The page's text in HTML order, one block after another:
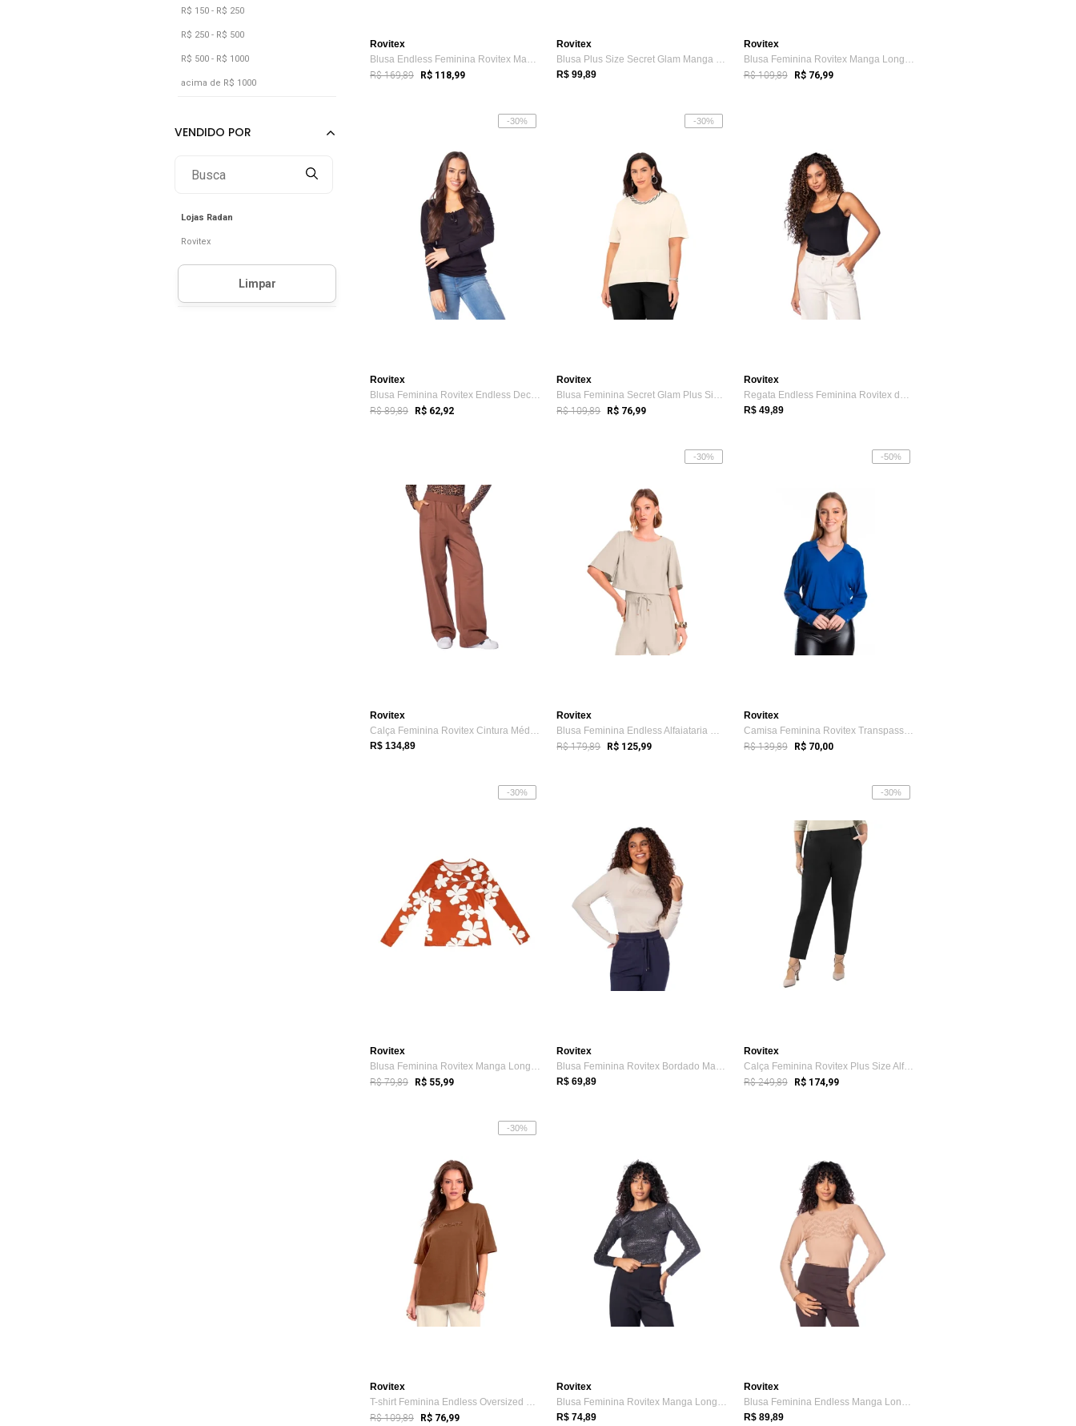
Rosa
Rosê
Verde
Vermelho
R$ 150 - R$ 250
R$ 250 - R$ 500
R$ 500 - R$ 1000
acima de R$ 1000
Lojas Radan
Rovitex
Rovitex
Blusa Endless Feminina Rovitex Manga Lon...
R$ 169,89 R$ 118,99
Rovitex
Blusa Plus Size Secret Glam Manga Longa ...
R$ 99,89
Rovitex
Blusa Feminina Rovitex Manga Longa Decot...
R$ 109,89 R$ 76,99
-30%
Rovitex
Blusa Feminina Rovitex Endless Decote co...
R$ 89,89 R$ 62,92
-30%
Rovitex
Blusa Feminina Secret Glam Plus Size Det...
R$ 109,89 R$ 76,99
Rovitex
Regata Endless Feminina Rovitex de Alças Preta
R$ 49,89
Rovitex
Calça Feminina Rovitex Cintura Média Mol...
R$ 134,89
-30%
Rovitex
Blusa Feminina Endless Alfaiataria Manga...
R$ 179,89 R$ 125,99
-50%
Rovitex
Camisa Feminina Rovitex Transpassada Azul
R$ 139,89 R$ 70,00
-30%
Rovitex
Blusa Feminina Rovitex Manga Longa Estampada Telha
R$ 79,89 R$ 55,99
Rovitex
Blusa Feminina Rovitex Bordado Manga Longa Bege
R$ 69,89
-30%
Rovitex
Calça Feminina Rovitex Plus Size Alfaiat...
R$ 249,89 R$ 174,99
-30%
Rovitex
T-shirt Feminina Endless Oversized Create Marrom
R$ 109,89 R$ 76,99
Rovitex
Blusa Feminina Rovitex Manga Longa Brilho Preto
R$ 74,89
Rovitex
Blusa Feminina Endless Manga Longa Marrom Claro
R$ 89,89